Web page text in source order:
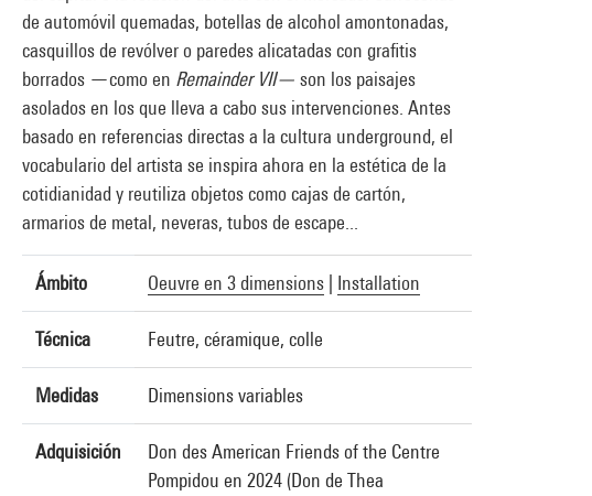
de automóvil quemadas, botellas de alcohol amontonadas,
casquillos de revólver o paredes alicatadas con grafitis
borrados —como en Remainder VII— son los paisajes
asolados en los que lleva a cabo sus intervenciones. Antes
basado en referencias directas a la cultura underground, el
vocabulario del artista se inspira ahora en la estética de la
cotidianidad y reutiliza objetos como cajas de cartón,
armarios de metal, neveras, tubos de escape...
Ámbito Oeuvre en 3 dimensions Installation
Técnica Feutre, céramique, colle
Medidas Dimensions variables
Adquisición
Don des American Friends of the Centre
Pompidou en 2024 (Don de Thea